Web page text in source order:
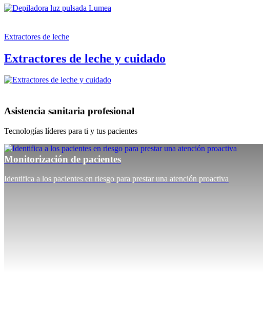
Extractores de leche
Extractores de leche y cuidado
Asistencia sanitaria profesional
Tecnologías líderes para ti y tus pacientes
Monitorización de pacientes
Identifica a los pacientes en riesgo para prestar una atención proactiva